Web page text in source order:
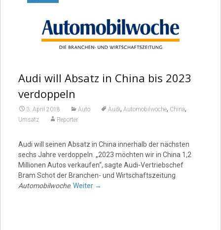
Audi will Absatz in China bis 2023
verdoppeln
3. April 2018 Auto Audi, Automobilwoche, China,
Umsatz Reporter
Audi will seinen Absatz in China innerhalb der nächsten
sechs Jahre verdoppeln. „2023 möchten wir in China 1,2
Millionen Autos verkaufen“, sagte Audi-Vertriebschef
Bram Schot der Branchen- und Wirtschaftszeitung
Automobilwoche. Weiter →